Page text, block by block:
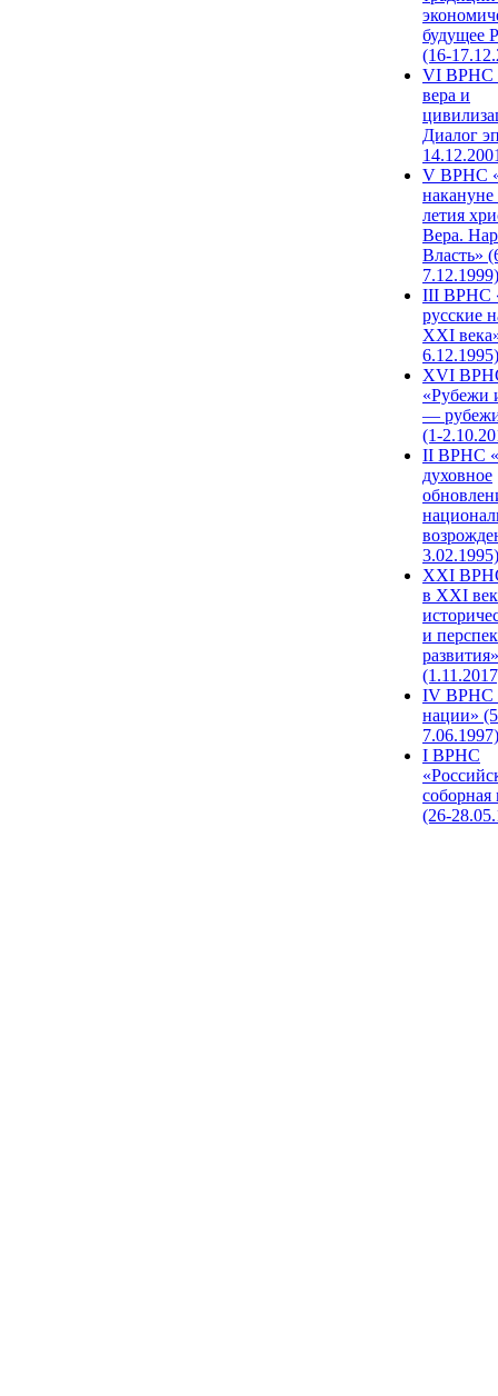
будущее
(16-
VI ВРНС
вера и
Диалог
V ВРНС
накануне
летия
Вера.
Власть»
7.12.1999)
III ВРНС
русские
XXI
6.12.1995)
XVI
«Рубежи
—
(1-
II ВРНС
духовное
3.02.1995)
XХI
в XXI
и
развития»
IV ВРНС
нации»
7.06.1997)
I ВРНС
(26-